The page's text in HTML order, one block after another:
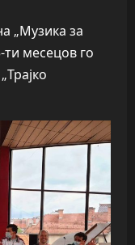
„Музика за
ти месецов го